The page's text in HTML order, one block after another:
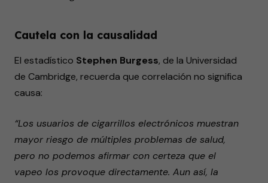
Cautela con la causalidad
El estadístico Stephen Burgess, de la Universidad
de Cambridge, recuerda que correlación no significa
causa:
“Los usuarios de cigarrillos electrónicos muestran
mayor riesgo de múltiples problemas de salud,
pero no podemos afirmar con certeza que el
vapeo los provoque directamente. Aun así, la